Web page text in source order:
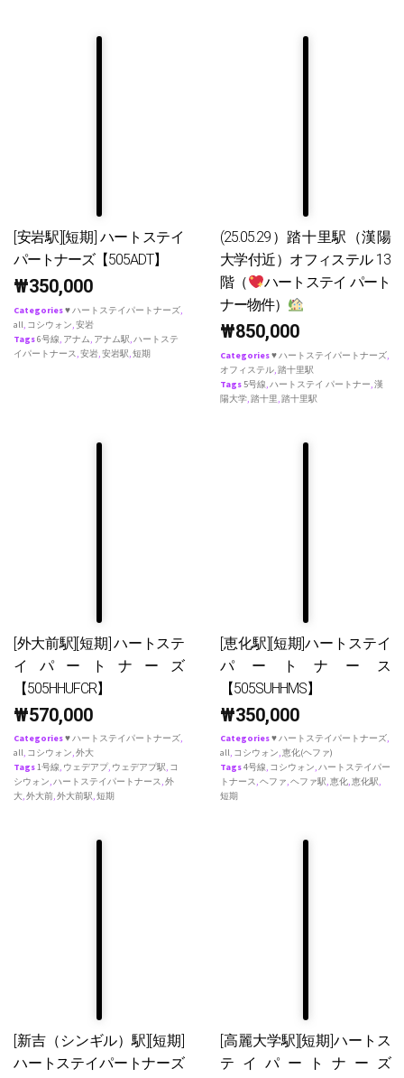
[安岩駅][短期] ハートステイ
パートナーズ【505ADT】
₩350,000
Categories♥ ハートステイパートナーズ,
all, コシウォン,安岩
Tags6号線, アナム, アナム駅,ハートステ
イパートナース,安岩,安岩駅,短期
(25.05.29）踏十里駅（漢陽
大学付近）オフィステル 13
階（
ハートステイ パート
ナー物件）
₩850,000
Categories♥ ハートステイパートナーズ,
オフィステル,踏十里駅
Tags 5号線,ハートステイ パートナー,漢
陽大学,踏十里,踏十里駅
[外大前駅][短期] ハートステ
イパートナーズ
【505HHUFCR】
₩570,000
Categories♥ ハートステイパートナーズ,
all, コシウォン,外大
Tags1号線, ウェデアプ, ウェデアプ駅, コ
シウォン,ハートステイパートナース,外
大,外大前,外大前駅,短期
[恵化駅][短期]ハートステイ
パートナース
【505SUHHMS】
₩350,000
Categories♥ ハートステイパートナーズ,
all, コシウォン,恵化(ヘファ)
Tags4号線, コシウォン,ハートステイパー
トナース,ヘファ,ヘファ駅,恵化,恵化駅,
短期
[新吉（シンギル）駅][短期]
ハートステイパートナーズ
[高麗大学駅][短期]ハートス
テイパートナーズ